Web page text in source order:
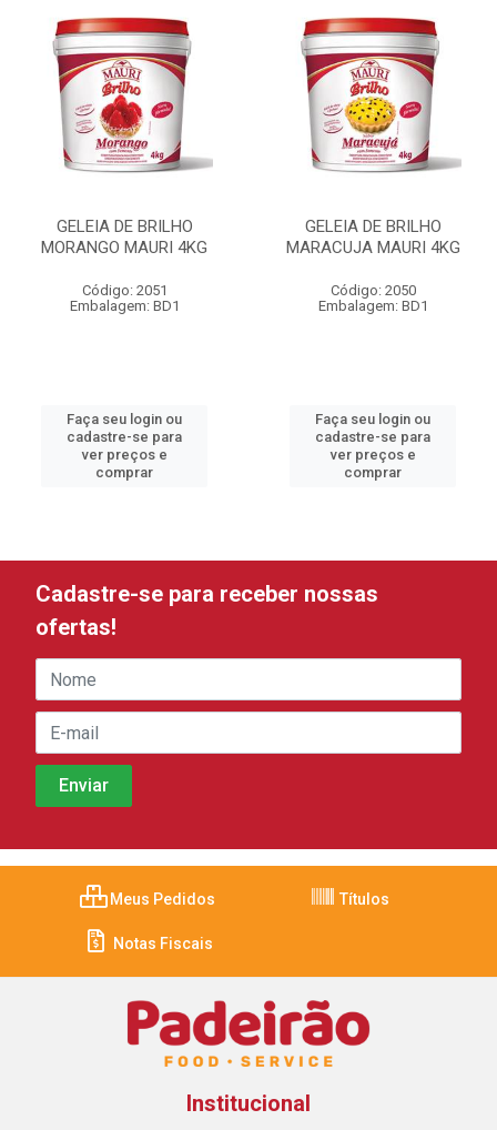
GELEIA DE BRILHO
MORANGO MAURI 4KG
Código: 2051
Embalagem: BD1
Faça seu login ou
cadastre-se para
ver preços e
comprar
GELEIA DE BRILHO
MARACUJA MAURI 4KG
Código: 2050
Embalagem: BD1
Faça seu login ou
cadastre-se para
ver preços e
comprar
Cadastre-se para receber nossas
ofertas!
Meus Pedidos Títulos
Notas Fiscais
Institucional